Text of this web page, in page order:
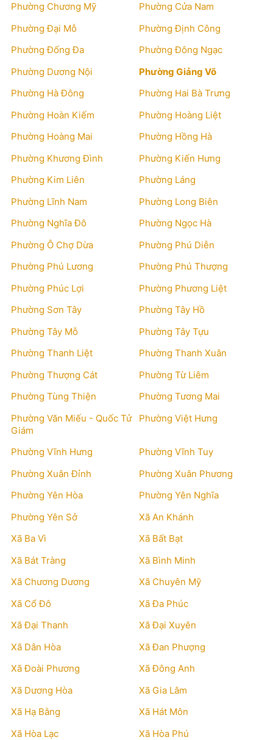
Phường Chương Mỹ
Phường Cửa Nam
Phường Đại Mỗ
Phường Định Công
Phường Đống Đa
Phường Đông Ngạc
Phường Dương Nội
Phường Giảng Võ
Phường Hà Đông
Phường Hai Bà Trưng
Phường Hoàn Kiếm
Phường Hoàng Liệt
Phường Hoàng Mai
Phường Hồng Hà
Phường Khương Đình
Phường Kiến Hưng
Phường Kim Liên
Phường Láng
Phường Lĩnh Nam
Phường Long Biên
Phường Nghĩa Đô
Phường Ngọc Hà
Phường Ô Chợ Dừa
Phường Phú Diễn
Phường Phú Lương
Phường Phú Thượng
Phường Phúc Lợi
Phường Phương Liệt
Phường Sơn Tây
Phường Tây Hồ
Phường Tây Mỗ
Phường Tây Tựu
Phường Thanh Liệt
Phường Thanh Xuân
Phường Thượng Cát
Phường Từ Liêm
Phường Tùng Thiện
Phường Tương Mai
Phường Văn Miếu - Quốc Tử
Giám
Phường Việt Hưng
Phường Vĩnh Hưng
Phường Vĩnh Tuy
Phường Xuân Đỉnh
Phường Xuân Phương
Phường Yên Hòa
Phường Yên Nghĩa
Phường Yên Sở
Xã An Khánh
Xã Ba Vì
Xã Bất Bạt
Xã Bát Tràng
Xã Bình Minh
Xã Chương Dương
Xã Chuyên Mỹ
Xã Cổ Đô
Xã Đa Phúc
Xã Đại Thanh
Xã Đại Xuyên
Xã Dân Hòa
Xã Đan Phượng
Xã Đoài Phương
Xã Đông Anh
Xã Dương Hòa
Xã Gia Lâm
Xã Hạ Bằng
Xã Hát Môn
Xã Hòa Lạc
Xã Hòa Phú